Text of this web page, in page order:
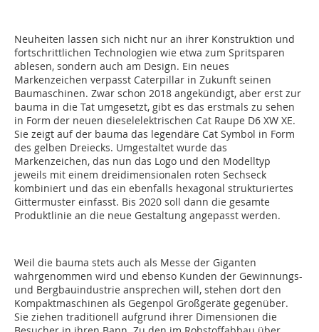
Neuheiten lassen sich nicht nur an ihrer Konstruktion und
fortschrittlichen Technologien wie etwa zum Spritsparen
ablesen, sondern auch am Design. Ein neues
Markenzeichen verpasst Caterpillar in Zukunft seinen
Baumaschinen. Zwar schon 2018 angekündigt, aber erst zur
bauma in die Tat umgesetzt, gibt es das erstmals zu sehen
in Form der neuen dieselelektrischen Cat Raupe D6 XW XE.
Sie zeigt auf der bauma das legendäre Cat Symbol in Form
des gelben Dreiecks. Umgestaltet wurde das
Markenzeichen, das nun das Logo und den Modelltyp
jeweils mit einem dreidimensionalen roten Sechseck
kombiniert und das ein ebenfalls hexagonal strukturiertes
Gittermuster einfasst. Bis 2020 soll dann die gesamte
Produktlinie an die neue Gestaltung angepasst werden.
Weil die bauma stets auch als Messe der Giganten
wahrgenommen wird und ebenso Kunden der Gewinnungs-
und Bergbauindustrie ansprechen will, stehen dort den
Kompaktmaschinen als Gegenpol Großgeräte gegenüber.
Sie ziehen traditionell aufgrund ihrer Dimensionen die